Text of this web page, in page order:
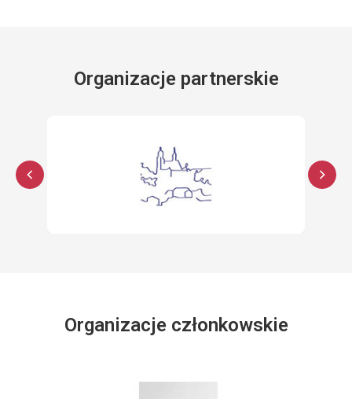
Organizacje partnerskie
Organizacje członkowskie